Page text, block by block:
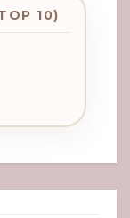
10)